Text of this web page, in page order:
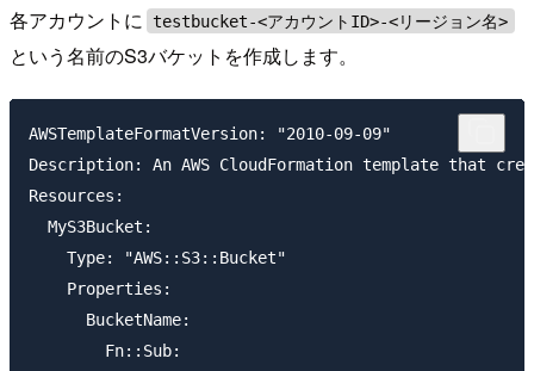
各アカウントに testbucket-<アカウントID>-<リージョン名>
という名前のS3バケットを作成します。
AWSTemplateFormatVersion: "2010-09-09"
Description: An AWS CloudFormation template that
Resources:
  MyS3Bucket:
    Type: "AWS::S3::Bucket"
    Properties:
      BucketName:
        Fn::Sub: